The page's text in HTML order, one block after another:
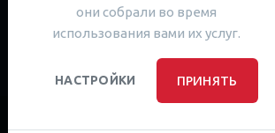
они собрали во время
использования вами их услуг.
НАСТРОЙКИ ПРИНЯТЬ